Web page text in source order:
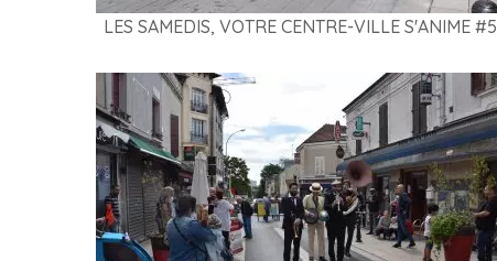
LES SAMEDIS, VOTRE CENTRE-VILLE S'ANIME #5